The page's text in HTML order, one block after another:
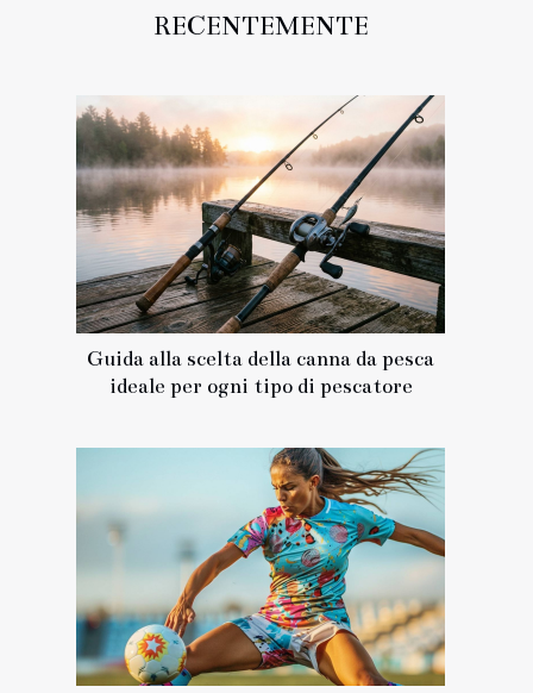
RECENTEMENTE
Guida alla scelta della canna da pesca
ideale per ogni tipo di pescatore